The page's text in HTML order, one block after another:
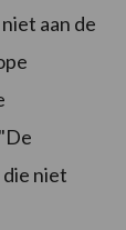
aan de
niet